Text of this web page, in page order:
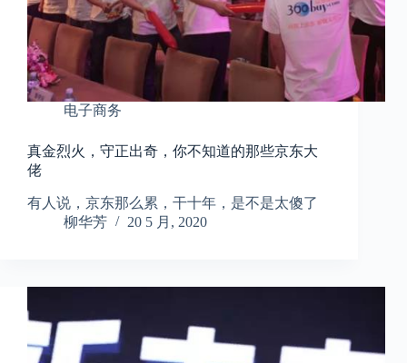
电子商务
真金烈火，守正出奇，你不知道的那些京东大
佬
有人说，京东那么累，干十年，是不是太傻了
柳华芳
20 5 月, 2020